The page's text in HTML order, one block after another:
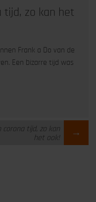
tijd, zo kan het
Frank a Do van de
Een bizarre tijd was
corona tijd, zo kan
het ook!
→